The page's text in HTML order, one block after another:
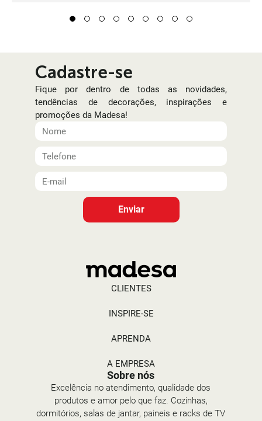
3 4 5 6 7 8 9
Cadastre-se
Fique por dentro de todas as novidades,
tendências de decorações, inspirações e
promoções da Madesa!
Enviar
CLIENTES
INSPIRE-SE
APRENDA
A EMPRESA
Sobre nós
Excelência no atendimento, qualidade dos
produtos e amor pelo que faz. Cozinhas,
dormitórios, salas de jantar, paineis e racks de TV